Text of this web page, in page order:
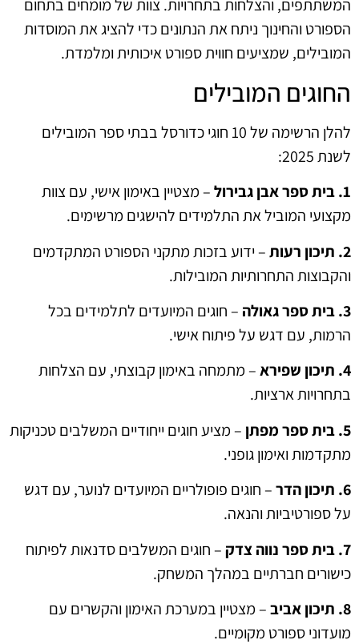
המשתתפים, והצלחות בתחרויות. צוות של מומחים בתחום
הספורט והחינוך ניתח את הנתונים כדי להציג את המוסדות
המובילים, שמציעים חווית ספורט איכותית ומלמדת.
החוגים המובילים
להלן הרשימה של 10 חוגי כדורסל בבתי ספר המובילים
לשנת 2025:
1. בית ספר אבן גבירול
– מצטיין באימון אישי, עם צוות
מקצועי המוביל את התלמידים להישגים מרשימים.
2. תיכון רעות
– ידוע בזכות מתקני הספורט המתקדמים
והקבוצות התחרותיות המובילות.
3. בית ספר גאולה
– חוגים המיועדים לתלמידים בכל
הרמות, עם דגש על פיתוח אישי.
4. תיכון שפירא
– מתמחה באימון קבוצתי, עם הצלחות
בתחרויות ארציות.
5. בית ספר מפתן
– מציע חוגים ייחודיים המשלבים טכניקות
מתקדמות ואימון גופני.
6. תיכון הדר
– חוגים פופולריים המיועדים לנוער, עם דגש
על ספורטיביות והנאה.
7. בית ספר נווה צדק
– חוגים המשלבים סדנאות לפיתוח
כישורים חברתיים במהלך המשחק.
8. תיכון אביב
– מצטיין במערכת האימון והקשרים עם
מועדוני ספורט מקומיים.